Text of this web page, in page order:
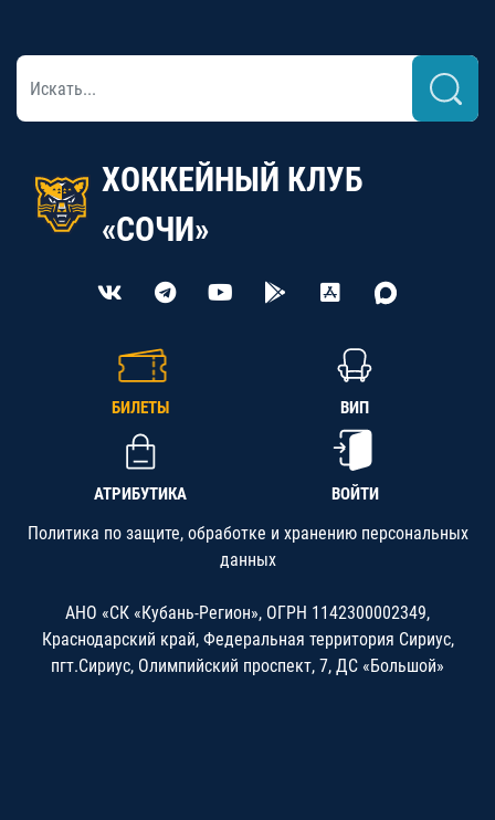
ХОККЕЙНЫЙ КЛУБ
«СОЧИ»
БИЛЕТЫ ВИП
АТРИБУТИКА ВОЙТИ
Политика по защите, обработке и хранению персональных
данных
АНО «СК «Кубань-Регион», ОГРН 1142300002349,
Краснодарский край, Федеральная территория Сириус,
пгт.Сириус, Олимпийский проспект, 7, ДС «Большой»